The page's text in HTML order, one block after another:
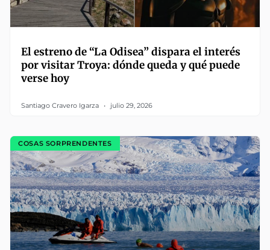
El estreno de “La Odisea” dispara el interés
por visitar Troya: dónde queda y qué puede
verse hoy
Santiago Cravero Igarza julio 29, 2026
COSAS SORPRENDENTES